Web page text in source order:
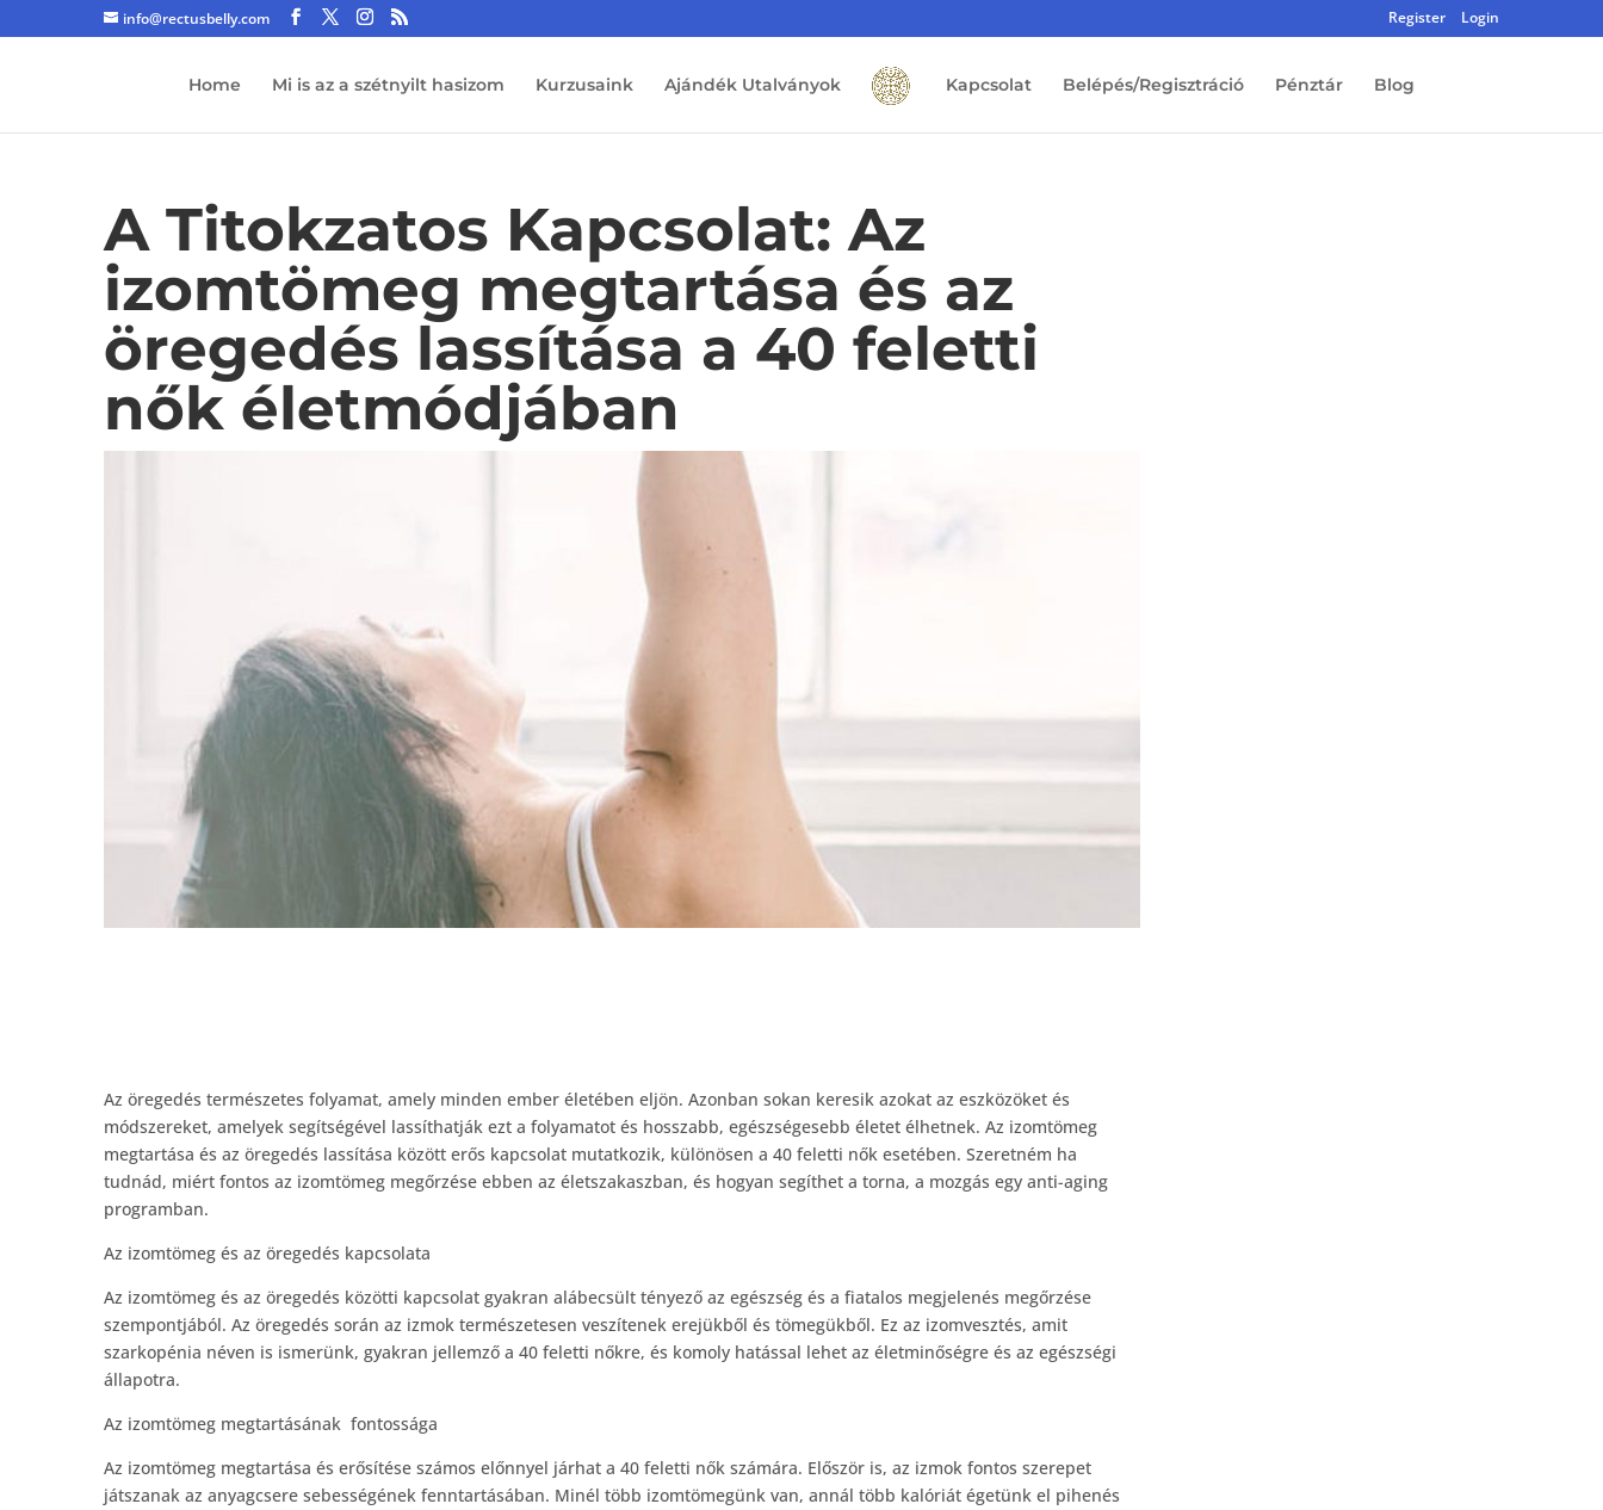
info@rectusbelly.com Register Login
Home Mi is az a szétnyilt hasizom Kurzusaink Ajándék Utalványok Kapcsolat Belépés/Regisztráció Pénztár Blog
A Titokzatos Kapcsolat: Az
izomtömeg megtartása és az
öregedés lassítása a 40 feletti
nők életmódjában
Az öregedés természetes folyamat, amely minden ember életében eljön. Azonban sokan keresik azokat az eszközöket és
módszereket, amelyek segítségével lassíthatják ezt a folyamatot és hosszabb, egészségesebb életet élhetnek. Az izomtömeg
megtartása és az öregedés lassítása között erős kapcsolat mutatkozik, különösen a 40 feletti nők esetében. Szeretném ha
tudnád, miért fontos az izomtömeg megőrzése ebben az életszakaszban, és hogyan segíthet a torna, a mozgás egy anti-aging
programban.
Az izomtömeg és az öregedés kapcsolata
Az izomtömeg és az öregedés közötti kapcsolat gyakran alábecsült tényező az egészség és a fiatalos megjelenés megőrzése
szempontjából. Az öregedés során az izmok természetesen veszítenek erejükből és tömegükből. Ez az izomvesztés, amit
szarkopénia néven is ismerünk, gyakran jellemző a 40 feletti nőkre, és komoly hatással lehet az életminőségre és az egészségi
állapotra.
Az izomtömeg megtartásának fontossága
Az izomtömeg megtartása és erősítése számos előnnyel járhat a 40 feletti nők számára. Először is, az izmok fontos szerepet
játszanak az anyagcsere sebességének fenntartásában. Minél több izomtömegünk van, annál több kalóriát égetünk el pihenés